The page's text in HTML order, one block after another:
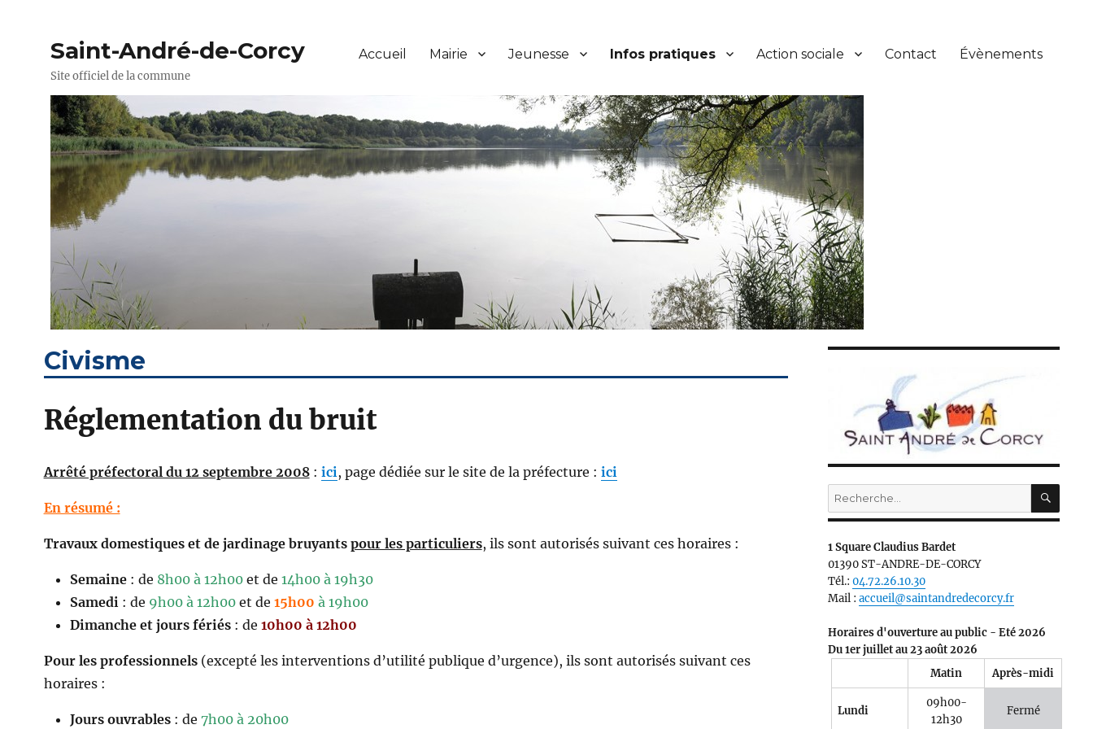
Saint-André-de-Corcy
Site officiel de la commune
Accueil Mairie Jeunesse Infos pratiques Action sociale Contact Évènements
Civisme
Réglementation du bruit
Arrêté préfectoral du 12 septembre 2008: ici, page dédiée sur le site de la préfecture : ici
En résumé :
Travaux domestiques et de jardinage bruyants pour les particuliers, ils sont autorisés suivant ces horaires :
Semaine: de 8h00 à 12h00et de 14h00 à 19h30
Samedi: de 9h00 à 12h00et de 15h00 à 19h00
Dimanche et jours fériés: de 10h00 à 12h00
Pour les professionnels(excepté les interventions d’utilité publique d’urgence), ils sont autorisés suivant ces
horaires :
Jours ouvrables: de 7h00 à 20h00
Recherche
pour :
1 Square Claudius Bardet
01390 ST-ANDRE-DE-CORCY
Tél.:04.72.26.10.30
Mail :accueil@saintandredecorcy.fr
Horaires d'ouverture au public - Eté 2026
Du 1er juillet au 23 août 2026
Matin
Après-midi
Lundi
09h00-
12h30
Fermé